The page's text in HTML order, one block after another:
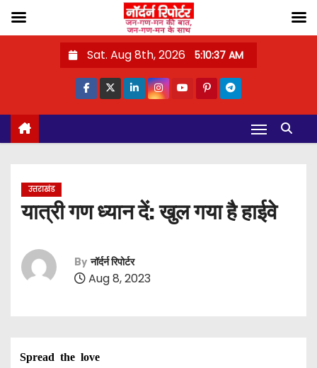
o
Sat. Aug 8th, 2026 5:10:38 AM
उत्तराखंड
यात्री गण ध्यान दें: खुल गया है हाईवे
By नॉर्दर्न रिपोर्टर
Aug 8, 2023
Spread the love